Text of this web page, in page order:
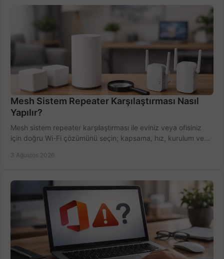
Mesh Sistem Repeater Karşılaştırması Nasıl
Yapılır?
Mesh sistem repeater karşılaştırması ile eviniz veya ofisiniz
için doğru Wi-Fi çözümünü seçin; kapsama, hız, kurulum ve
3 Ağustos 2026